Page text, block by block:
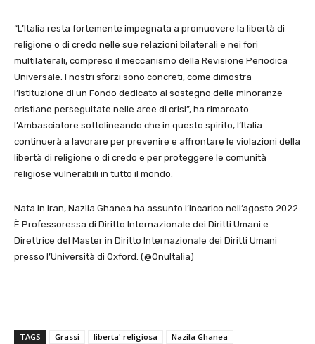
“L’Italia resta fortemente impegnata a promuovere la libertà di
religione o di credo nelle sue relazioni bilaterali e nei fori
multilaterali, compreso il meccanismo della Revisione Periodica
Universale. I nostri sforzi sono concreti, come dimostra
l’istituzione di un Fondo dedicato al sostegno delle minoranze
cristiane perseguitate nelle aree di crisi”, ha rimarcato
l’Ambasciatore sottolineando che in questo spirito, l’Italia
continuerà a lavorare per prevenire e affrontare le violazioni della
libertà di religione o di credo e per proteggere le comunità
religiose vulnerabili in tutto il mondo.
Nata in Iran, Nazila Ghanea ha assunto l’incarico nell’agosto 2022.
È Professoressa di Diritto Internazionale dei Diritti Umani e
Direttrice del Master in Diritto Internazionale dei Diritti Umani
presso l’Università di Oxford. (@OnuItalia)
TAGS Grassi liberta' religiosa Nazila Ghanea